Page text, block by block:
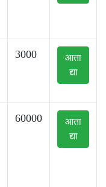
3000
आता
द्या
60000
आता
द्या